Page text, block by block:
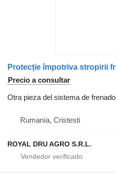
Precio a consultar
Otra pieza del sistema de frenado
Rumanía, Cristesti
ROYAL DRU AGRO S.R.L.